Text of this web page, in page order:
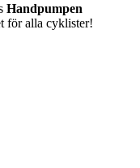
Handpumpen
för alla cyklister!